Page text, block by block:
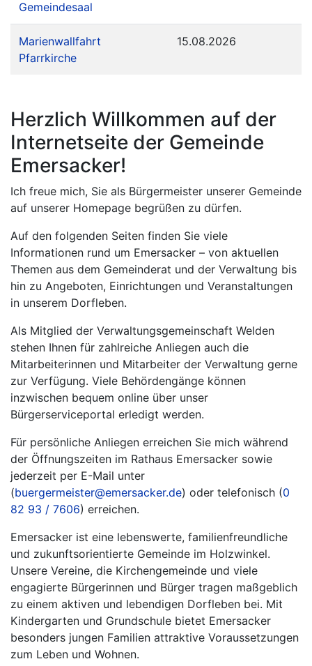
Gemeindesaal
Marienwallfahrt
Pfarrkirche
15.08.2026
Herzlich Willkommen auf der
Internetseite der Gemeinde
Emersacker!
Ich freue mich, Sie als Bürgermeister unserer Gemeinde
auf unserer Homepage begrüßen zu dürfen.
Auf den folgenden Seiten finden Sie viele
Informationen rund um Emersacker – von aktuellen
Themen aus dem Gemeinderat und der Verwaltung bis
hin zu Angeboten, Einrichtungen und Veranstaltungen
in unserem Dorfleben.
Als Mitglied der Verwaltungsgemeinschaft Welden
stehen Ihnen für zahlreiche Anliegen auch die
Mitarbeiterinnen und Mitarbeiter der Verwaltung gerne
zur Verfügung. Viele Behördengänge können
inzwischen bequem online über unser
Bürgerserviceportal erledigt werden.
Für persönliche Anliegen erreichen Sie mich während
der Öffnungszeiten im Rathaus Emersacker sowie
jederzeit per E-Mail unter
(buergermeister@emersacker.de) oder telefonisch (0
82 93 / 7606) erreichen.
Emersacker ist eine lebenswerte, familienfreundliche
und zukunftsorientierte Gemeinde im Holzwinkel.
Unsere Vereine, die Kirchengemeinde und viele
engagierte Bürgerinnen und Bürger tragen maßgeblich
zu einem aktiven und lebendigen Dorfleben bei. Mit
Kindergarten und Grundschule bietet Emersacker
besonders jungen Familien attraktive Voraussetzungen
zum Leben und Wohnen.